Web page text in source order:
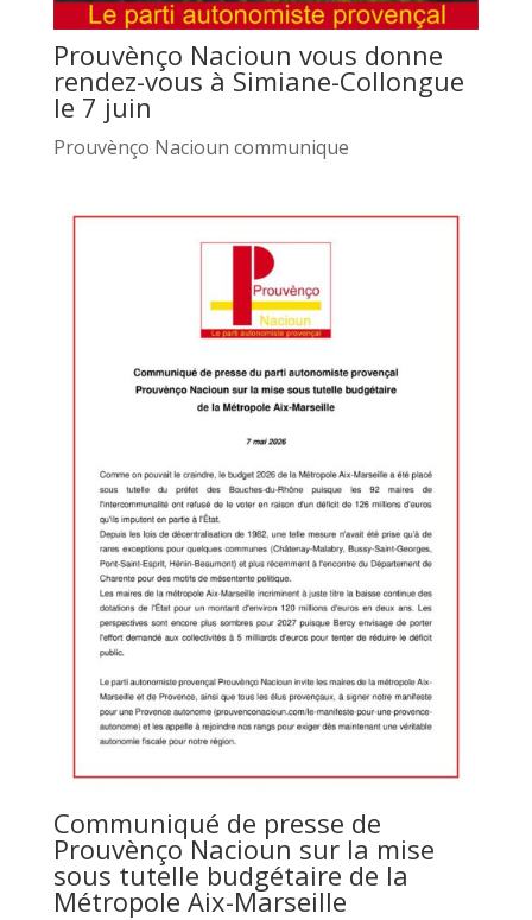
Prouvènço Nacioun vous donne
rendez-vous à Simiane-Collongue
le 7 juin
Prouvènço Nacioun communique
Communiqué de presse de
Prouvènço Nacioun sur la mise
sous tutelle budgétaire de la
Métropole Aix-Marseille